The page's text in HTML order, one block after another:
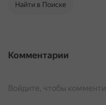
Найти в Поиске
Комментарии
Войдите, чтобы